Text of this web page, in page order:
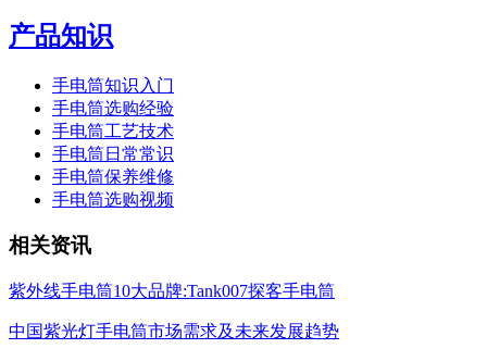
产品知识
手电筒知识入门
手电筒选购经验
手电筒工艺技术
手电筒日常常识
手电筒保养维修
手电筒选购视频
相关资讯
紫外线手电筒10大品牌:Tank007探客手电筒
中国紫光灯手电筒市场需求及未来发展趋势